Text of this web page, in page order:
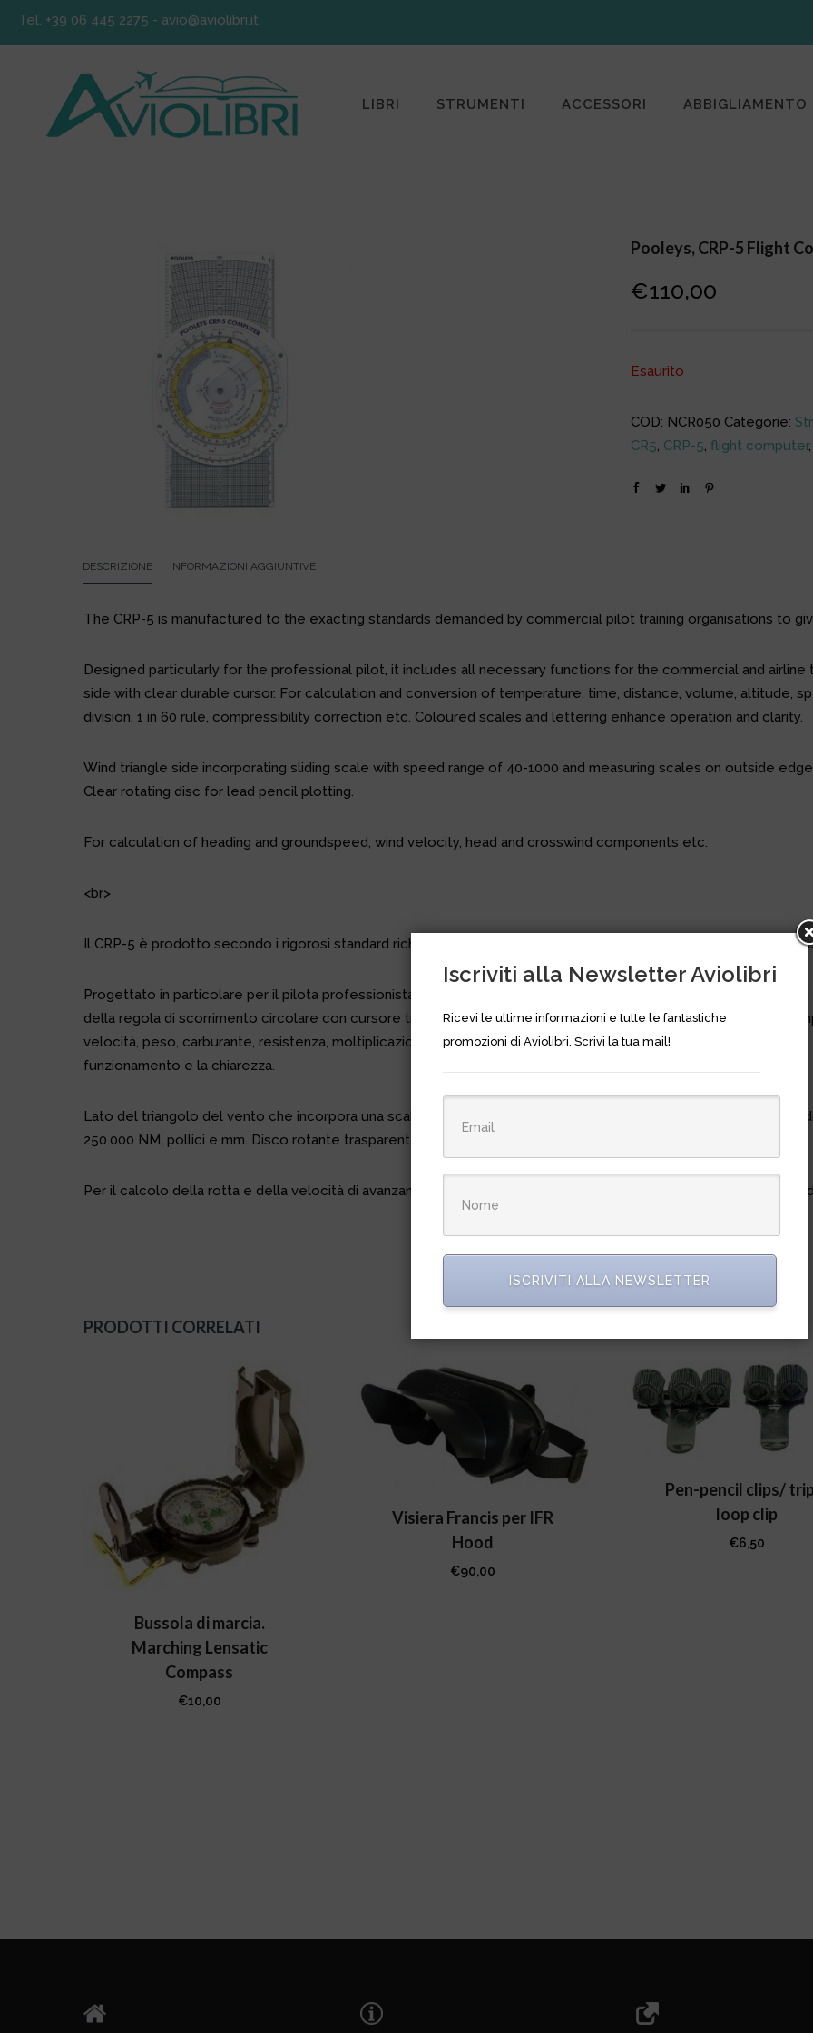
Tel. +39 06 445 2275 - avio@aviolibri.it
LIBRI STRUMENTI ACCESSORI ABBIGLIAMENTO
Pooleys, CRP-5 Flight
€110,00
Esaurito
COD: NCR050 Categorie:
CR5, CRP-5,flight computer
DESCRIZIONE INFORMAZIONI AGGIUNTIVE
The CRP-5 is manufactured to the exacting standards demanded by commercial pilot training organisations to
Designed particularly for the professional pilot, it includes all necessary functions for the commercial and airline
side with clear durable cursor. For calculation and conversion of temperature, time, distance, volume, altitude,
division, 1 in 60 rule, compressibility correction etc. Coloured scales and lettering enhance operation and clarity.
Wind triangle side incorporating sliding scale with speed range of 40-1000 and measuring scales on outside
Clear rotating disc for lead pencil plotting.
For calculation of heading and groundspeed, wind velocity, head and crosswind components etc.
<br>
Il CRP-5 è prodotto secondo i rigorosi standard richiesti dalle organizzazioni di addestramento dei piloti
Progettato in particolare per il pilota professionista, include tutte le funzioni necessarie per gli esami da pilota
della regola di scorrimento circolare con cursore trasparente e resistente. Per il calcolo e la conversione di
velocità, peso, carburante, resistenza, moltiplicazione e divisione, regola 1 in 60, correzione della
funzionamento e la chiarezza.
Lato del triangolo del vento che incorpora una scala scorrevole con un intervallo di velocità di 40-1000 e scale
250.000 NM, pollici e mm. Disco rotante trasparente per la stampa a matita di piombo.
Per il calcolo della rotta e della velocità di avanzamento, della velocità del vento, dei componenti della testa e
PRODOTTI CORRELATI
Bussola di marcia.
Marching Lensatic
Compass
€10,00
Visiera Francis per IFR
Hood
€90,00
Pen-pencil clips/
loop clip
€6,50
Iscriviti alla Newsletter Aviolibri
Ricevi le ultime informazioni e tutte le fantastiche
promozioni di Aviolibri. Scrivi la tua mail!
ISCRIVITI ALLA NEWSLETTER